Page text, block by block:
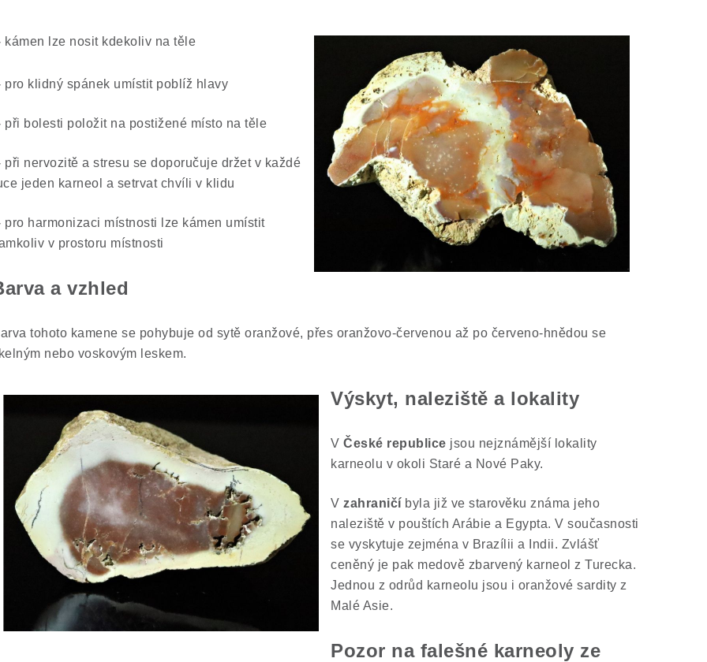
kámen lze nosit kdekoliv na těle
pro klidný spánek umístit poblíž hlavy
při bolesti položit na postižené místo na těle
při nervozitě a stresu se doporučuje držet v každé
jeden karneol a setrvat chvíli v klidu
pro harmonizaci místnosti lze kámen umístit
v prostoru místnosti
a vzhled
tohoto kamene se pohybuje od sytě oranžové, přes oranžovo-červenou až po červeno-hnědou se
nebo voskovým leskem.
Výskyt, naleziště a lokality
V České republice jsou nejznámější lokality
karneolu v okoli Staré a Nové Paky.
V zahraničí byla již ve starověku známa jeho
naleziště v pouštích Arábie a Egypta. V současnosti
se vyskytuje zejména v Brazílii a Indii. Zvlášť
ceněný je pak medově zbarvený karneol z Turecka.
Jednou z odrůd karneolu jsou i oranžové sardity z
Malé Asie.
Pozor na falešné karneoly ze